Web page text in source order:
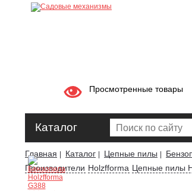
Просмотренные товары
Каталог
Главная Каталог Цепные пилы
Производители Holzfforma Цепные пилы